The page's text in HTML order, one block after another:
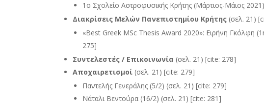
1ο Σχολείο Αστροφυσικής Κρήτης (Μάρτιος-Μάιος
Διακρίσεις Μελών Πανεπιστημίου Κρήτης (σελ. 21)
«Best Greek MSc Thesis Award 2020»: Ειρήνη Γκόλφη
275]
Συντελεστές / Επικοινωνία (σελ. 21) [cite: 278]
Αποχαιρετισμοί (σελ. 21) [cite: 279]
Παντελής Γενεράλης (5/2) (σελ. 21) [cite: 279]
Νάταλι Βεντούρα (16/2) (σελ. 21) [cite: 281]